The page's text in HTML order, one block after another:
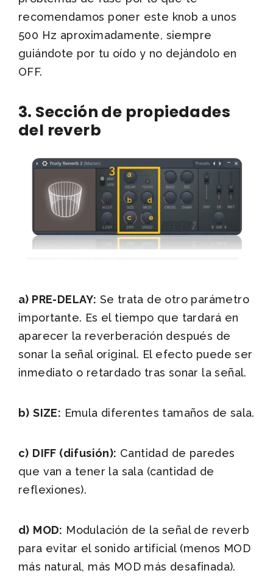
recomendamos poner este knob a unos
500 Hz aproximadamente, siempre
guiándote por tu oído y no dejándolo en
OFF.
3. Sección de propiedades
del reverb
a) PRE-DELAY: Se trata de otro parámetro
importante. Es el tiempo que tardará en
aparecer la reverberación después de
sonar la señal original. El efecto puede ser
inmediato o retardado tras sonar la señal.
b) SIZE: Emula diferentes tamaños de sala.
c) DIFF (difusión): Cantidad de paredes
que van a tener la sala (cantidad de
reflexiones).
d) MOD: Modulación de la señal de reverb
para evitar el sonido artificial (menos MOD
más natural, más MOD más desafinada).